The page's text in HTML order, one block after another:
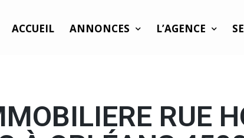
ACCUEIL ANNONCES L’AGENCE
RUE